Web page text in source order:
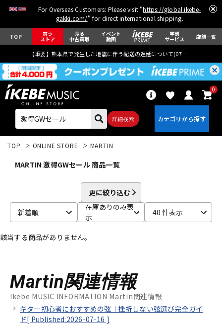
For Overseas Customers: Please visit "https://global.ikebe-
gakki.com/" for direct international shipping.
TOP 買う
ストア
売る
中古買取
イベント
動画
学割
サービス 店舗一覧
【重要】熊本県で発生した地震に伴う配送の遅延について(07月29日
詳細検索
0
エレキギター アコギ/エレアコ
ベース
ドラム
キーボード 電子ピアノ
TOP ONLINE STORE MARTIN
MARTIN 激得GWセール 商品一覧
更に絞り込む
新着順
在庫ありのみ表
示
40 件表示
該当する商品がありません。
Martin関連情報
Ikebe MUSIC INFORMATION Martin関連情報
ギター初心者におすすめの弦｜挫折しない弦選び完全ガイ
ド[ Published:2026-07-16 ]